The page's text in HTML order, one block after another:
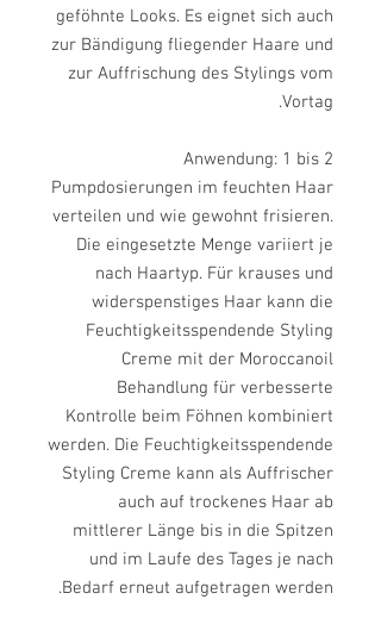
geföhnte Looks. Es eignet sich auch
zur Bändigung fliegender Haare und
zur Auffrischung des Stylings vom
Vortag.
Anwendung: 1 bis 2
Pumpdosierungen im feuchten Haar
verteilen und wie gewohnt frisieren.
Die eingesetzte Menge variiert je
nach Haartyp. Für krauses und
widerspenstiges Haar kann die
Feuchtigkeitsspendende Styling
Creme mit der Moroccanoil
Behandlung für verbesserte
Kontrolle beim Föhnen kombiniert
werden. Die Feuchtigkeitsspendende
Styling Creme kann als Auffrischer
auch auf trockenes Haar ab
mittlerer Länge bis in die Spitzen
und im Laufe des Tages je nach
Bedarf erneut aufgetragen werden.